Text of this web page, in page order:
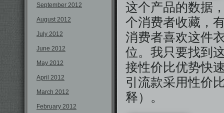
September 2012
August 2012
July 2012
June 2012
May 2012
April 2012
March 2012
February 2012
这个产品的数据
个消费者收藏，
消费者喜欢这件
位。我只要找到
接性价比优势快
引流款采用性价
释）。